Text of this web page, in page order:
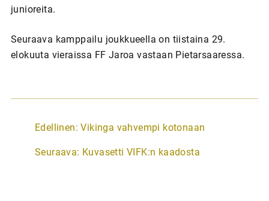
junioreita.
Seuraava kamppailu joukkueella on tiistaina 29.
elokuuta vieraissa FF Jaroa vastaan Pietarsaaressa.
A
t
Edellinen: Vikinga vahvempi kotonaan
Seuraava: Kuvasetti VIFK:n kaadosta